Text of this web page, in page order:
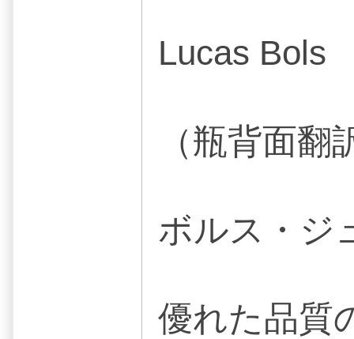
Lucas Bols
（瓶背面翻
ボルス・ジ
優れた品質